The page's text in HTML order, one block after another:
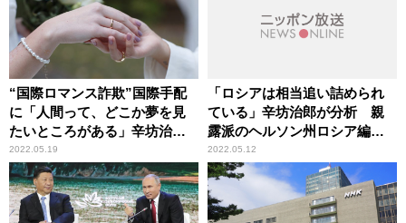
“国際ロマンス詐欺”国際手配
に「人間って、どこか夢を見
たいところがある」辛坊治郎
が言及
2022.05.19
「ロシアは相当追い詰められ
ている」辛坊治郎が分析 親
露派のヘルソン州ロシア編入
要請
2022.05.12